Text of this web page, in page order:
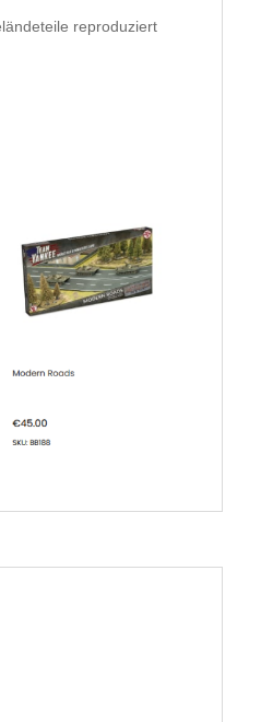
reproduziert